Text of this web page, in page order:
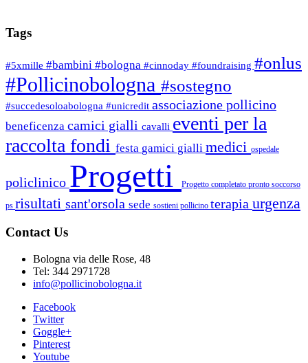
Tags
#5xmille #bambini #bologna #cinnoday #foundraising #onlus
#Pollicinobologna #sostegno
#succedesoloabologna #unicredit associazione pollicino
beneficenza camici gialli cavalli eventi per la
raccolta fondi festa gamici gialli medici ospedale
policlinico Progetti Progetto completato pronto soccorso
ps risultati sant'orsola sede sostieni pollicino terapia urgenza
Contact Us
Bologna via delle Rose, 48
Tel: 344 2971728
info@pollicinobologna.it
Facebook
Twitter
Goggle+
Pinterest
Youtube